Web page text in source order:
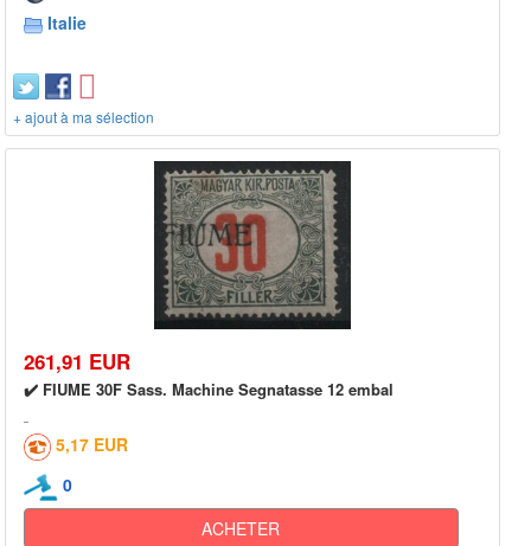
Italie
+ ajout à ma sélection
261,91 EUR
✔️ FIUME 30F Sass. Machine Segnatasse 12 embal
5,17 EUR
0
ACHETER